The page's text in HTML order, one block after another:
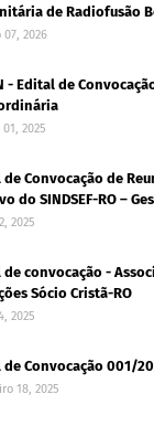
de Radiofusão
07, 2026
- Edital de
2025
Convocação de
do SINDSEF-RO –
2025
convocação -
Sócio Cristã-RO
2025
Convocação 001/
18, 2025